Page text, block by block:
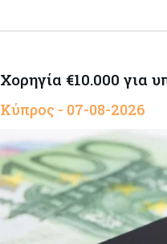
Χορηγία €10.000 για
Κύπρος - 07-08-2026